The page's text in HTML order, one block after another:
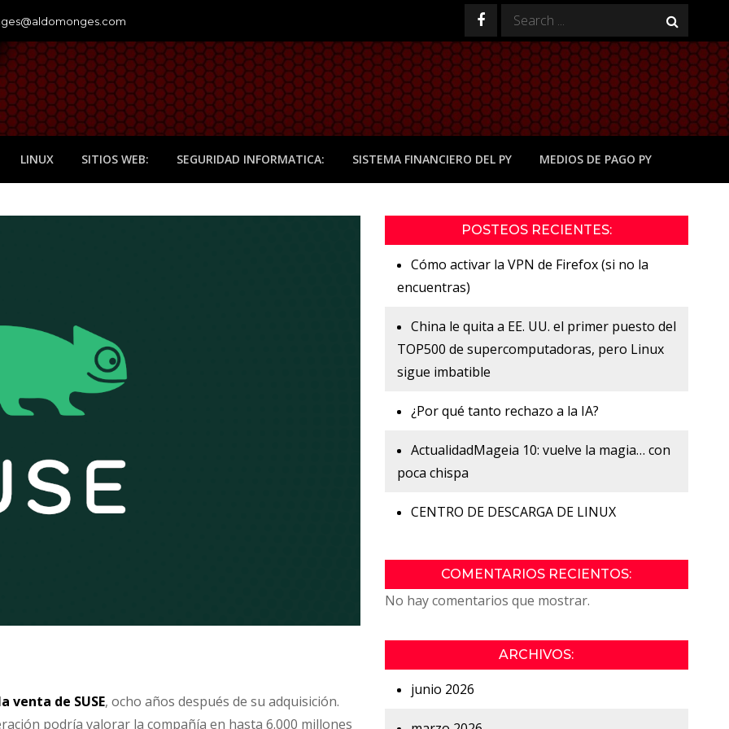
Search
for:
LINUX SITIOS WEB: SEGURIDAD INFORMATICA: SISTEMA FINANCIERO DEL PY MEDIOS DE PAGO PY
venta de SUSE, ocho años después de su adquisición.
podría valorar la compañía en hasta 6.000 millones
POSTEOS RECIENTES:
Cómo activar la VPN de Firefox (si no la
encuentras)
China le quita a EE. UU. el primer puesto del
TOP500 de supercomputadoras, pero Linux
sigue imbatible
¿Por qué tanto rechazo a la IA?
ActualidadMageia 10: vuelve la magia… con
poca chispa
CENTRO DE DESCARGA DE LINUX
COMENTARIOS RECIENTOS:
No hay comentarios que mostrar.
ARCHIVOS:
junio 2026